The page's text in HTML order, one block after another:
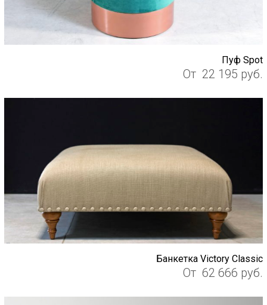
Пуф Spot
От 22 195 руб.
Банкетка Victory Classic
От 62 666 руб.